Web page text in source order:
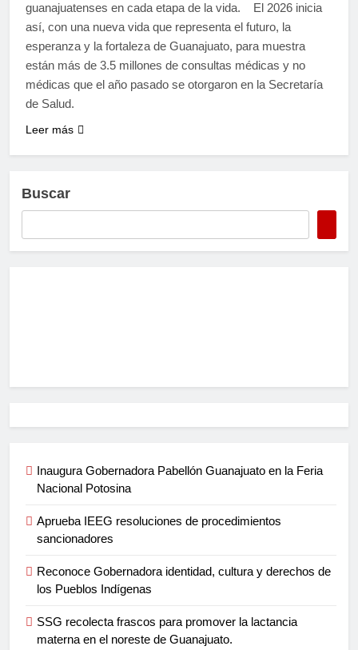
guanajuatenses en cada etapa de la vida. El 2026 inicia
así, con una nueva vida que representa el futuro, la
esperanza y la fortaleza de Guanajuato, para muestra
están más de 3.5 millones de consultas médicas y no
médicas que el año pasado se otorgaron en la Secretaría
de Salud.
Leer más
Buscar
Inaugura Gobernadora Pabellón Guanajuato en la Feria
Nacional Potosina
Aprueba IEEG resoluciones de procedimientos
sancionadores
Reconoce Gobernadora identidad, cultura y derechos de
los Pueblos Indígenas
SSG recolecta frascos para promover la lactancia
materna en el noreste de Guanajuato.